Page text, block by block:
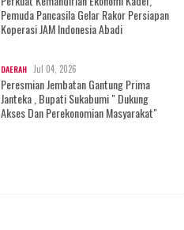
Pemuda Pancasila Gelar Rakor Persiapan
Koperasi JAM Indonesia Abadi
DAERAH Jul 04, 2026
Peresmian Jembatan Gantung Prima
Janteka , Bupati Sukabumi " Dukung
Akses Dan Perekonomian Masyarakat"